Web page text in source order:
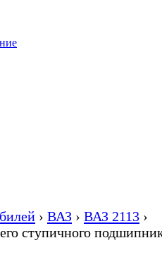
› ВАЗ › ВАЗ 2113 ›
ступичного